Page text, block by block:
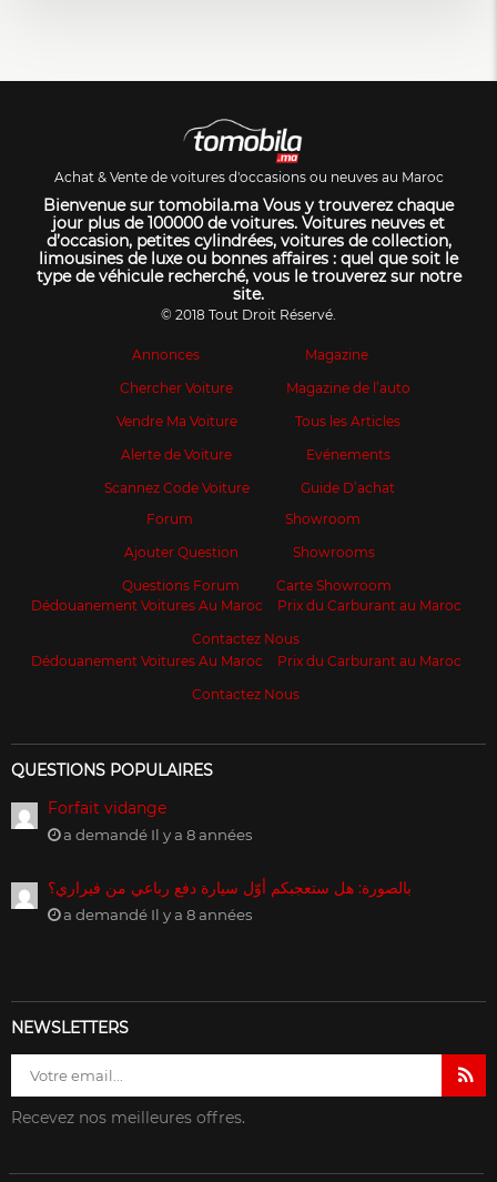
Achat & Vente de voitures d'occasions ou neuves au Maroc
Bienvenue sur tomobila.ma Vous y trouverez chaque
jour plus de 100000 de voitures. Voitures neuves et
d’occasion, petites cylindrées, voitures de collection,
limousines de luxe ou bonnes affaires : quel que soit le
type de véhicule recherché, vous le trouverez sur notre
site.
© 2018 Tout Droit Réservé.
Annonces
Chercher Voiture
Vendre Ma Voiture
Alerte de Voiture
Scannez Code Voiture
Magazine
Magazine de l’auto
Tous les Articles
Evénements
Guide D’achat
Forum
Ajouter Question
Questions Forum
Showroom
Showrooms
Carte Showroom
Dédouanement Voitures Au Maroc
Prix du Carburant au Maroc
Contactez Nous
Dédouanement Voitures Au Maroc
Prix du Carburant au Maroc
Contactez Nous
QUESTIONS POPULAIRES
Forfait vidange
a demandé Il y a 8 années
بالصورة: هل ستعجبكم أوّل سيارة دفع رباعي من فيراري؟
a demandé Il y a 8 années
NEWSLETTERS
Recevez nos meilleures offres.